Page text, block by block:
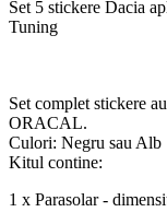
Set 5 stickere Dacia
Tuning
Set complet stickere
ORACAL.
Culori: Negru sau Alb
Kitul contine:
1 x Parasolar -